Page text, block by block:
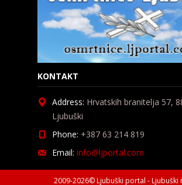
KONTAKT
Address: Hrvatskih branitelja 57,
Ljubuški
Phone: +387 63 214 819
Email: info@ljportal.com
2009-2026© Ljubuški portal - Ljubuški